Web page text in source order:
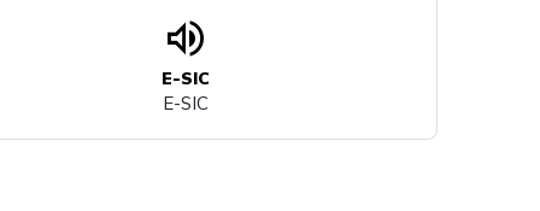
volume_up
E-SIC
E-SIC